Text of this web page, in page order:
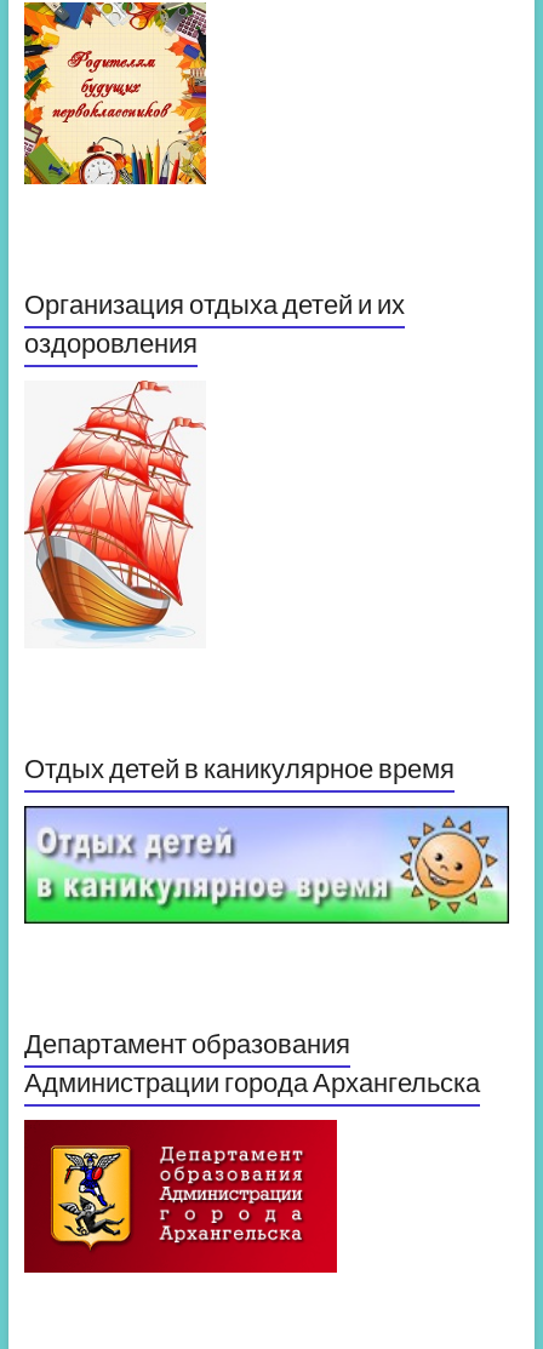
Организация отдыха детей и их
оздоровления
Отдых детей в каникулярное время
Департамент образования
Администрации города Архангельска